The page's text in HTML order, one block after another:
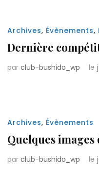
Archives, Évènements,
Dernière
par club-bushido_wp le
Archives, Évènements
Quelques images
par club-bushido_wp le